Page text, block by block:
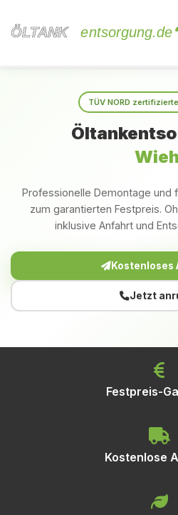
ÖLTANK
ÖLTANK entsorgung.de
TÜV NORD
Professionelle Demontage und
zum garantierten Festpreis.
inklusive Anfahrt und
Kostenloses
Jetzt
Festpreis-
Kostenlose